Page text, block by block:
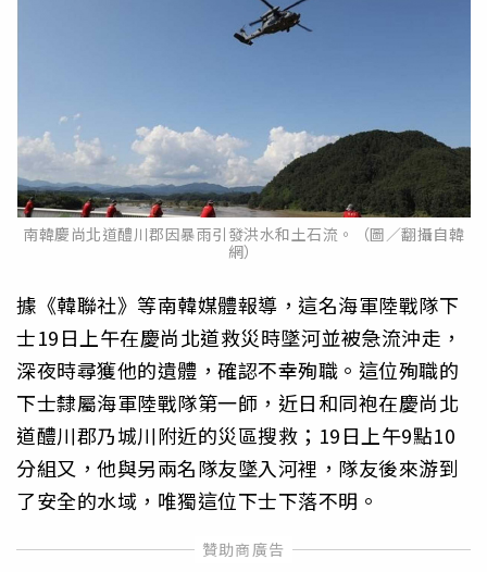
南韓慶尚北道醴川郡因暴雨引發洪水和土石流。（圖／翻攝自韓
網）
據《韓聯社》等南韓媒體報導，這名海軍陸戰隊下
士19日上午在慶尚北道救災時墜河並被急流沖走，
深夜時尋獲他的遺體，確認不幸殉職。這位殉職的
下士隸屬海軍陸戰隊第一師，近日和同袍在慶尚北
道醴川郡乃城川附近的災區搜救；19日上午9點10
分組又，他與另兩名隊友墜入河裡，隊友後來游到
了安全的水域，唯獨這位下士下落不明。